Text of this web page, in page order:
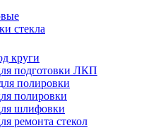
стекла
круги
подготовки ЛКП
полировки
полировки
шлифовки
ремонта стекол